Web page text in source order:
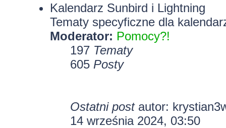
Kalendarz Sunbird i Lightning
Tematy specyficzne dla
Moderator: Pomocy?!
197 Tematy
605 Posty
Ostatni postautor:
14 września 2024, 03:50